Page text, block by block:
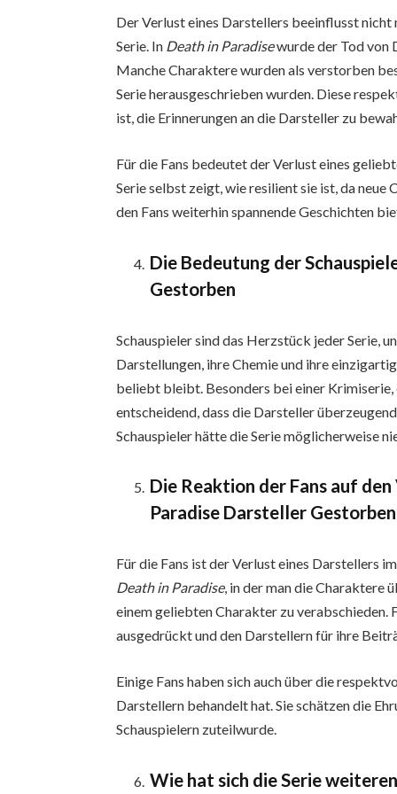
Der Verlust eines Darstellers beeinflusst
Serie. In Death in Paradisewurde der Tod von
Manche Charaktere wurden als verstorben
Serie herausgeschrieben wurden. Diese
ist, die Erinnerungen an die Darsteller zu
Für die Fans bedeutet der Verlust eines
Serie selbst zeigt, wie resilient sie ist, da
den Fans weiterhin spannende Geschichten
Die Bedeutung der
Gestorben
Schauspieler sind das Herzstück jeder Serie,
Darstellungen, ihre Chemie und ihre
beliebt bleibt. Besonders bei einer
entscheidend, dass die Darsteller
Schauspieler hätte die Serie möglicherweise
Die Reaktion der Fans auf
Paradise Darsteller Gestorben
Für die Fans ist der Verlust eines Darstellers
Death in Paradise, in der man die Charaktere
einem geliebten Charakter zu verabschieden.
ausgedrückt und den Darstellern für ihre
Einige Fans haben sich auch über die
Darstellern behandelt hat. Sie schätzen die
Schauspielern zuteilwurde.
Wie hat sich die Serie